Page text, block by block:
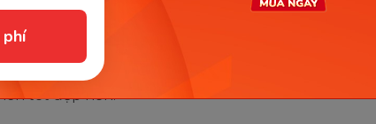
phí
đến thiên nhiên
triển tư duy sinh thái vững chắc và sử dụng nó để
tốt đẹp hơn.